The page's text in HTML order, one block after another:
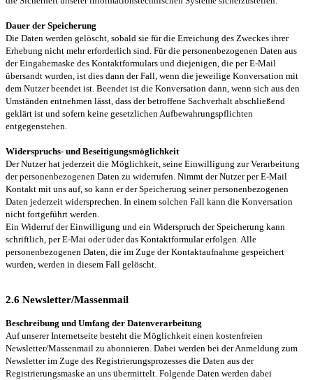
Dauer der Speicherung
Die Daten werden gelöscht, sobald sie für die Erreichung des Zweckes ihrer
Erhebung nicht mehr erforderlich sind. Für die personenbezogenen Daten aus
der Eingabemaske des Kontaktformulars und diejenigen, die per E-Mail
übersandt wurden, ist dies dann der Fall, wenn die jeweilige Konversation mit
dem Nutzer beendet ist. Beendet ist die Konversation dann, wenn sich aus den
Umständen entnehmen lässt, dass der betroffene Sachverhalt abschließend
geklärt ist und sofern keine gesetzlichen Aufbewahrungspflichten
entgegenstehen.
Widerspruchs- und Beseitigungsmöglichkeit
Der Nutzer hat jederzeit die Möglichkeit, seine Einwilligung zur Verarbeitung
der personenbezogenen Daten zu widerrufen. Nimmt der Nutzer per E-Mail
Kontakt mit uns auf, so kann er der Speicherung seiner personenbezogenen
Daten jederzeit widersprechen. In einem solchen Fall kann die Konversation
nicht fortgeführt werden.
Ein Widerruf der Einwilligung und ein Widerspruch der Speicherung kann
schriftlich, per E-Mai oder üder das Kontaktformular erfolgen. Alle
personenbezogenen Daten, die im Zuge der Kontaktaufnahme gespeichert
wurden, werden in diesem Fall gelöscht.
2.6 Newsletter/Massenmail
Beschreibung und Umfang der Datenverarbeitung
Auf unserer Internetseite besteht die Möglichkeit einen kostenfreien
Newsletter/Massenmail zu abonnieren. Dabei werden bei der Anmeldung zum
Newsletter im Zuge des Registrierungsprozesses die Daten aus der
Registrierungsmaske an uns übermittelt. Folgende Daten werden dabei